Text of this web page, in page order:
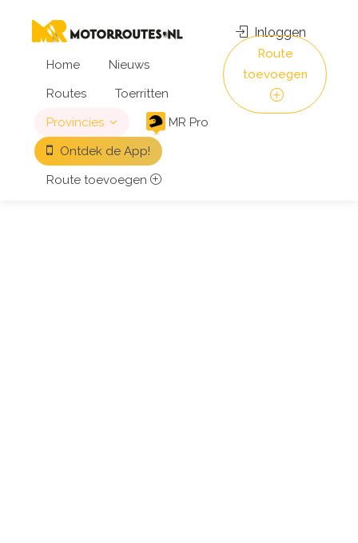
Home
Nieuws
Routes
Toerritten
Provincies
MR Pro
Ontdek de App!
Route toevoegen
Inloggen
Route
toevoegen